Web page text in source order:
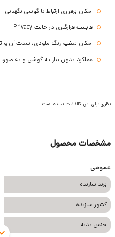
امکان برقراری ارتباط با گوشی نگهبانی
قابلیت قرارگیری در حالت Privacy
امکان تنظیم زنگ ملودی، شدت آن و
عملکرد بدون نیاز به گوشی و به
نصب به صورت توکار
گارانتی 3 ساله ویدکس
نظری برای این کالا ثبت نشده است
مشخصات محصول
عمومی
برند سازنده
کشور سازنده
جنس بدنه